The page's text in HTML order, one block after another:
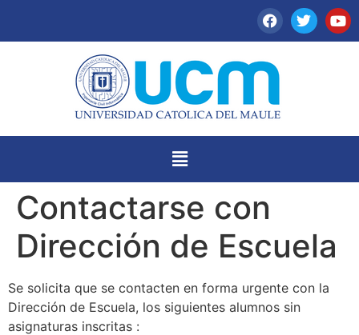
Contactarse con
Dirección de Escuela
Se solicita que se contacten en forma urgente con la
Dirección de Escuela, los siguientes alumnos sin
asignaturas inscritas :